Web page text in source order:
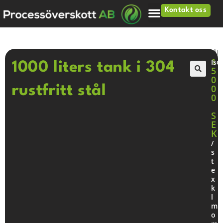
Kontakt oss
1000 liters tank i 304 rustfritt stål
1000 liters tank i 304
rustfritt stål
1
5
0
0
0
S
E
K
/
s
t
e
x
k
l
m
o